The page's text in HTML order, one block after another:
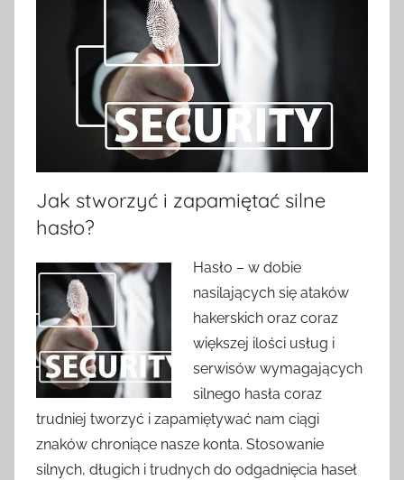
Jak stworzyć i zapamiętać silne
hasło?
Hasło – w dobie
nasilających się ataków
hakerskich oraz coraz
większej ilości usług i
serwisów wymagających
silnego hasła coraz
trudniej tworzyć i zapamiętywać nam ciągi
znaków chroniące nasze konta. Stosowanie
silnych, długich i trudnych do odgadnięcia haseł